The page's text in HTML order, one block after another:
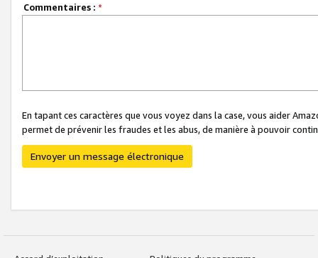
Commentaires : *
En tapant ces caractères que vous voyez dans la case, vous aider
permet de prévenir les fraudes et les abus, de manière à pouvoir
Envoyer un message électronique